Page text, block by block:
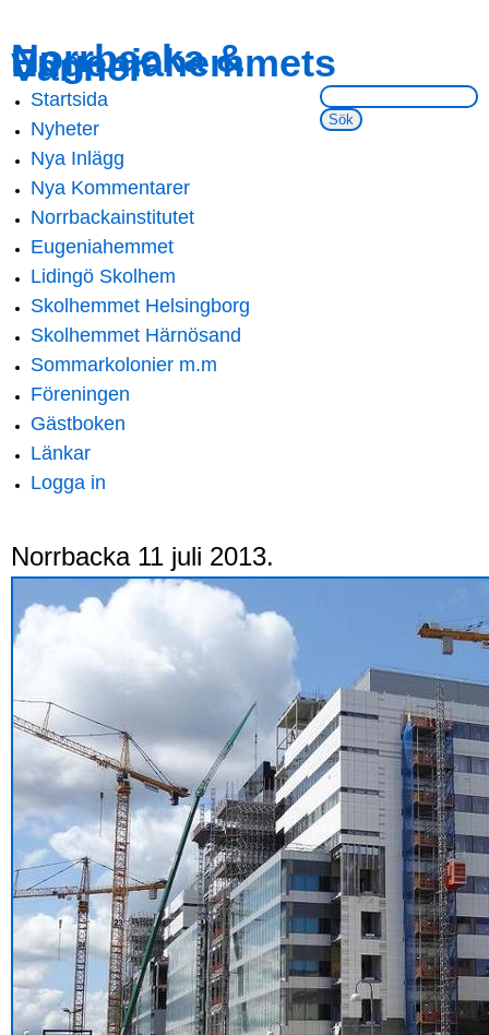
main
content
navigation
Norrbacka &
Eugeniahemmets
Vänner
Sök på webbsidan:
Main menu
Startsida
Nyheter
Nya Inlägg
Nya Kommentarer
Norrbackainstitutet
Eugeniahemmet
Lidingö Skolhem
Skolhemmet Helsingborg
Skolhemmet Härnösand
Sommarkolonier m.m
Föreningen
Gästboken
Länkar
Logga in
Norrbacka 11 juli 2013.